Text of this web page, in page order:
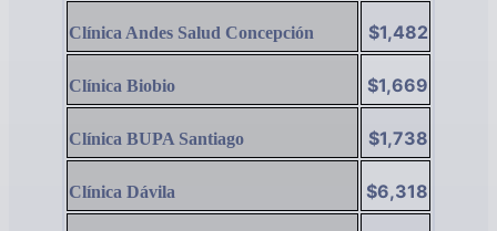
Clínica Andes Salud Concepción $1,482
Clínica Biobio $1,669
Clínica BUPA Santiago $1,738
Clínica Dávila $6,318